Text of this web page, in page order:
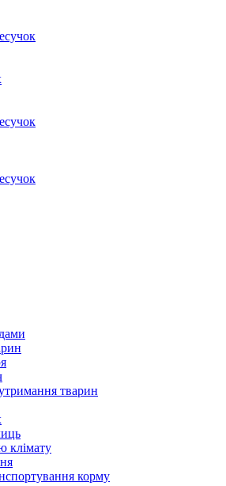
тварин
клімату
корму